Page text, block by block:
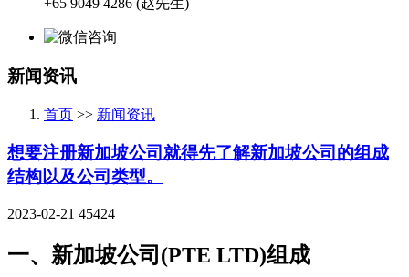
+65 9049 4286 (赵先生)
新闻资讯
首页 >> 新闻资讯
想要注册新加坡公司就得先了解新加坡公司的组成
结构以及公司类型。
2023-02-21 45424
一、新加坡公司(PTE LTD)组成